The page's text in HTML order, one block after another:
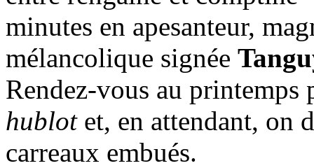
minutes en apesanteur,
mélancolique signée
Rendez-vous au
hublotet, en attendant, on
carreaux embués.